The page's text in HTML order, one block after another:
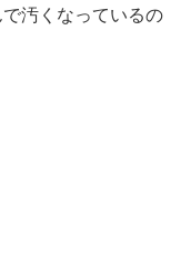
汚くなっているの